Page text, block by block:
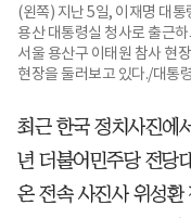
(왼쪽) 지난 5일, 이재명 대
용산 대통령실 청사로 출근
서울 용산구 이태원 참사 현
현장을 둘러보고 있다./대통
최근 한국 정치사진에
년 더불어민주당 전당
온 전속 사진사 위성환